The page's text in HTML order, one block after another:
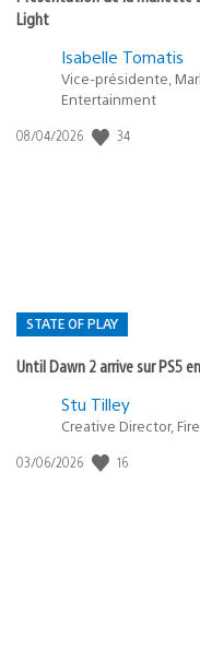
Light
Isabelle Tomatis
Vice-présidente,
Entertainment
Date
08/04/2026 34
STATE OF PLAY
Until Dawn 2 arrive sur PS5
Postée
:
Stu Tilley
Creative Director,
Date
03/06/2026 16